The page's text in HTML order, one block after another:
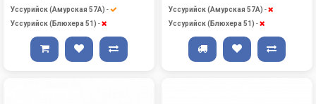
Уссурийск (Амурская 57А) -
Уссурийск (Блюхера 51) -
Уссурийск (Амурская 57А) -
Уссурийск (Блюхера 51) -